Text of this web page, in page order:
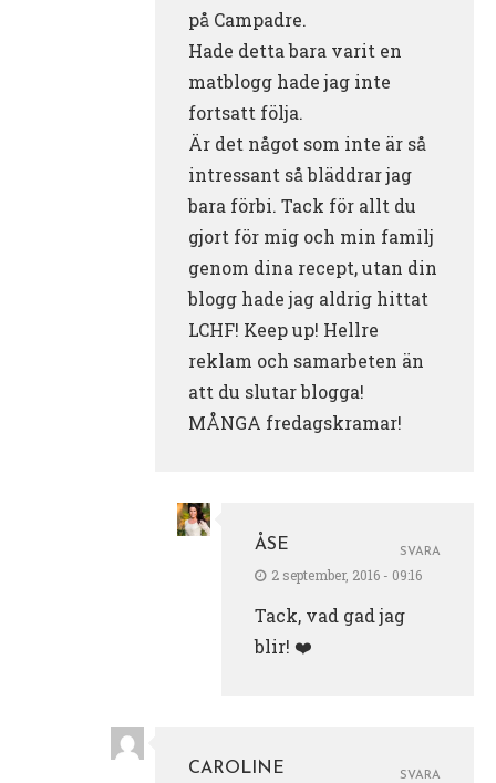
på Campadre.
Hade detta bara varit en
matblogg hade jag inte
fortsatt följa.
Är det något som inte är så
intressant så bläddrar jag
bara förbi. Tack för allt du
gjort för mig och min familj
genom dina recept, utan din
blogg hade jag aldrig hittat
LCHF! Keep up! Hellre
reklam och samarbeten än
att du slutar blogga!
MÅNGA fredagskramar!
ÅSE
2 september, 2016 - 09:16
Tack, vad gad jag
blir! ❤️
SVARA
CAROLINE
SVARA